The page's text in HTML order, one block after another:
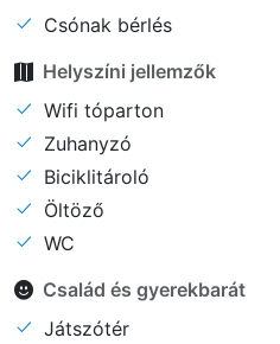
Csónak bérlés
Helyszíni jellemzők
Wifi tóparton
Zuhanyzó
Biciklitároló
Öltöző
WC
Család és gyerekbarát
Játszótér